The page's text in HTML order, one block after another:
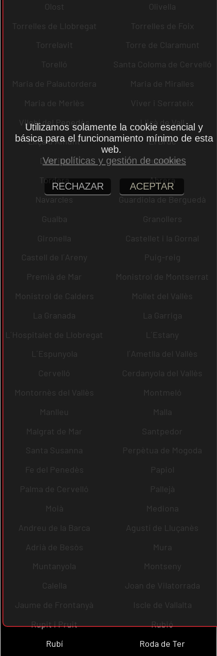
Olost
Olivella
Torrelles de Llobregat
Torrelles de Foix
Torrelavit
Torre de Claramunt
Torelló
Santa Coloma de Cervelló
Maria de Palautordera
Maria de Miralles
Maria de Merlès
Viver i Serrateix
Vilobí del Penedès
Lliçà de Vall
Lliçà d´Amunt
El Bruc
Dosrius
Cubelles
Tordera
Abrera
Navarcles
Guardiola de Berguedà
Gualba
Granollers
Gironella
Castellet i la Gornal
Castell de l´Areny
Puig-reig
Premià de Mar
Monistrol de Montserrat
Monistrol de Calders
Mollet del Vallès
La Granada
La Garriga
L´Hospitalet de Llobregat
L´Estany
L´Espunyola
l´Ametlla del Vallès
Cervelló
Cerdanyola del Vallès
Montornès del Vallès
Montmeló
Manlleu
Malla
Malgrat de Mar
Santpedor
Santa Susanna
Perpètua de Mogoda
Fe del Penedès
Papiol
Palma de Cervelló
Pallejà
Moià
Mediona
Andreu de la Barca
Agustí de Lluçanès
Adrià de Besòs
Mura
Muntanyola
Montseny
Calella
Joan de Vilatorrada
Jaume de Frontanyà
Iscle de Vallalta
Rupit i Pruit
Rubió
Rubí
Roda de Ter
Utilizamos solamente la cookie esencial y
básica para el funcionamiento mínimo de esta
web.
Ver políticas y gestión de cookies
RECHAZAR ACEPTAR